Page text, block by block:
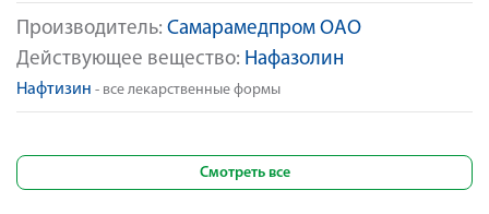
Производитель: Самарамедпром ОАО
Действующее вещество: Нафазолин
Нафтизин - все лекарственные формы
Смотреть все